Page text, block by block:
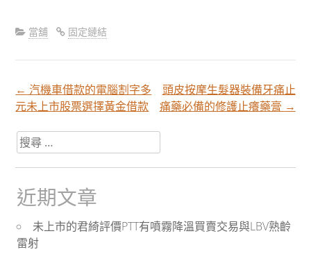
當舖 固定鏈結
文
章
分
頁
← 汽機車借款的電腦割字多
元未上市股票選擇黃金借款
頭皮按摩生髮器裝備牙痛止
痛藥必備的修護止癢藥膏 →
搜
尋
關
於：
近期文章
未上市的君綺評價PTT有噴霧降溫買賣交易與LBV熟齡
雷射